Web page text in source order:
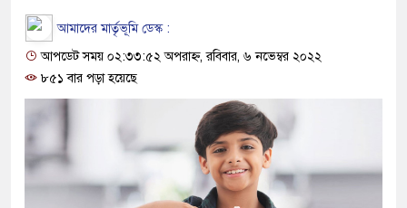
আমাদের মার্তৃভূমি ডেস্ক :
আপডেট সময় ০২:৩৩:৫২ অপরাহ্ন, রবিবার, ৬ নভেম্বর ২০২২
৮৫১ বার পড়া হয়েছে